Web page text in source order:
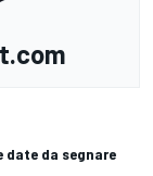
date da segnare